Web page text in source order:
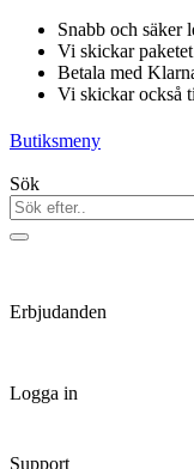
Hoppa
innehåll
Snabb och säker
Vi skickar
Betala med
Vi skickar också
Butiksmeny
Sök
Erbjudanden
Logga in
Support